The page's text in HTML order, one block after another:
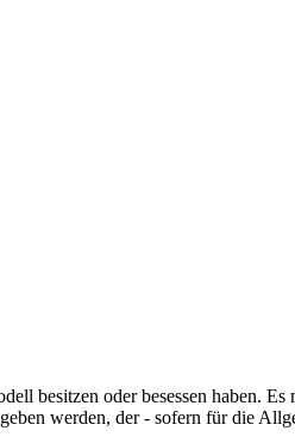
besitzen oder besessen haben. Es
werden, der - sofern für die